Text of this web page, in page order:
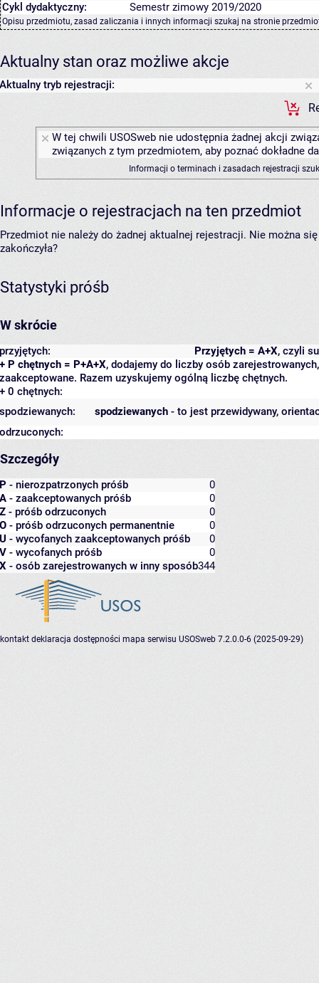
Cykl dydaktyczny: Semestr zimowy 2019/2020
Opisu przedmiotu, zasad zaliczania i innych informacji szukaj na stronie
Aktualny stan oraz możliwe akcje
Aktualny tryb rejestracji:
W tej chwili USOSweb nie udostępnia żadnej akcji
związanych z tym przedmiotem, aby poznać dokładne
Informacji o terminach i zasadach rejestracji
Informacje o rejestracjach na ten przedmiot
Przedmiot nie należy do żadnej aktualnej rejestracji. Nie można
zakończyła?
Statystyki próśb
W skrócie
Przyjętych = A+X, czyli
przyjętych:
+ P chętnych = P+A+X, dodajemy do liczby osób
zaakceptowane. Razem uzyskujemy ogólną liczbę chętnych.
+ 0 chętnych:
spodziewanych - to jest przewidywany,
spodziewanych:
odrzuconych:
Szczegóły
P - nierozpatrzonych próśb
0
A - zaakceptowanych próśb
0
Z - próśb odrzuconych
0
O - próśb odrzuconych permanentnie
0
U - wycofanych zaakceptowanych próśb
0
V - wycofanych próśb
0
X - osób zarejestrowanych w inny sposób344
kontakt deklaracja dostępności mapa serwisu USOSweb 7.2.0.0-6 (2025-09-29)